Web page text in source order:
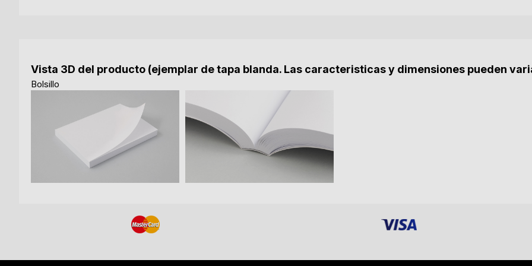
Vista 3D del producto (ejemplar de tapa blanda. Las caracteristicas y dimensiones pueden
Bolsillo